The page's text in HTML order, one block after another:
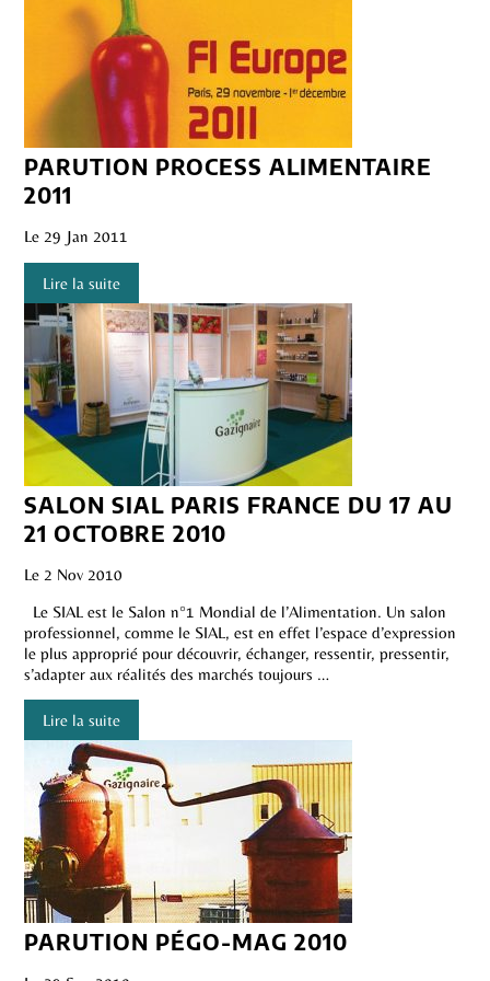
PARUTION PROCESS ALIMENTAIRE
2011
Le 29 Jan 2011
Lire la suite
SALON SIAL PARIS FRANCE DU 17 AU
21 OCTOBRE 2010
Le 2 Nov 2010
Le SIAL est le Salon n°1 Mondial de l’Alimentation. Un salon
professionnel, comme le SIAL, est en effet l’espace d’expression
le plus approprié pour découvrir, échanger, ressentir, pressentir,
s’adapter aux réalités des marchés toujours …
Lire la suite
PARUTION PÉGO-MAG 2010